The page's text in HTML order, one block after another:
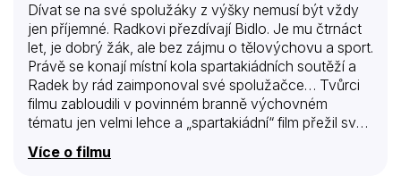
Dívat se na své spolužáky z výšky nemusí být vždy
jen příjemné. Radkovi přezdívají Bidlo. Je mu čtrnáct
let, je dobrý žák, ale bez zájmu o tělovýchovu a sport.
Právě se konají místní kola spartakiádních soutěží a
Radek by rád zaimponoval své spolužačce… Tvůrci
filmu zabloudili v povinném branně výchovném
tématu jen velmi lehce a „spartakiádní“ film přežil svoji
Více o filmu